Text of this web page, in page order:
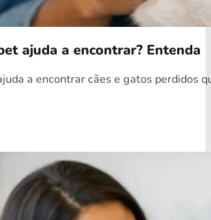
ajuda a encontrar? Entenda
a encontrar cães e gatos perdidos